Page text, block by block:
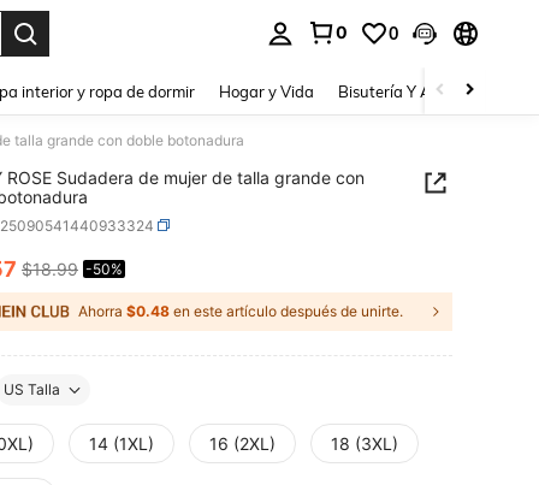
0 0
interior y ropa de dormir Hogar y Vida Bisutería Y Accesorios
talla grande con doble botonadura
ROSE Sudadera de mujer de talla grande con
AND AVAILABILITY
$18.99 -50%
Ahorra $0.48 en este artículo después de unirte.
US Talla
14 (1XL) 16 (2XL) 18 (3XL)